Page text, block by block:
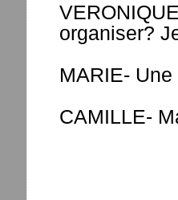
organiser?
MARIE-
CAMILLE-